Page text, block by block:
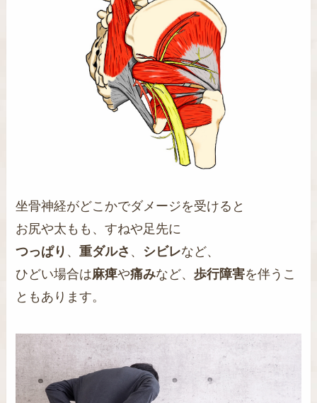
坐骨神経がどこかでダメージを受けると
お尻や太もも、すねや足先に
つっぱり 、重ダルさ 、 シビレなど、
ひどい場合は麻痺や痛みなど、歩行障害を伴うこ
ともあります。